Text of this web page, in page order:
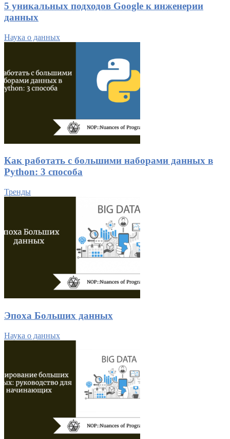
5 уникальных подходов Google к инженерии
данных
Наука о данных
Как работать с большими наборами данных в
Python: 3 способа
Тренды
Эпоха Больших данных
Наука о данных